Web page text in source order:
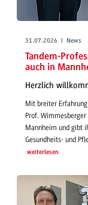
31.07.2026 | News
Tandem-
auch in
Herzlich
Mit breiter
Prof.
Mannheim und gibt
Gesundheits- und
weiterlesen